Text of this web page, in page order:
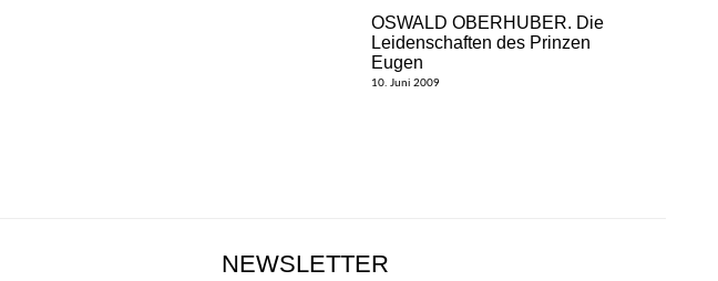
OSWALD OBERHUBER. Die
Leidenschaften des Prinzen
Eugen
10. Juni 2009
NEWSLETTER